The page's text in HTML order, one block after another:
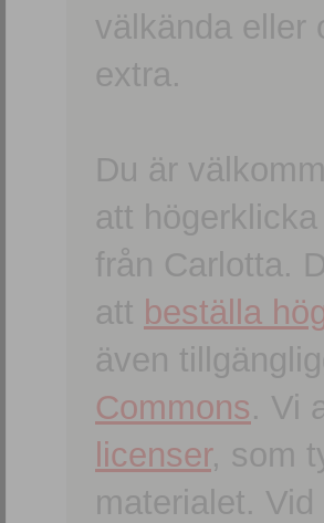
välkända eller
extra.
Du är
att
från Carlotta.
att beställa
även
Commons. Vi
licenser, som
materialet.